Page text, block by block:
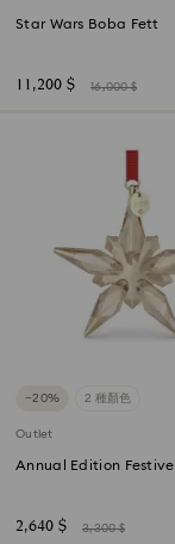
Star Wars Boba Fett
11,200 $ 16,000 $
−20% 2 種顏色
Outlet
Annual Edition Festive
2,640 $ 3,300 $